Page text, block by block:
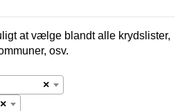
at vælge blandt alle krydslister,
osv.
×
×